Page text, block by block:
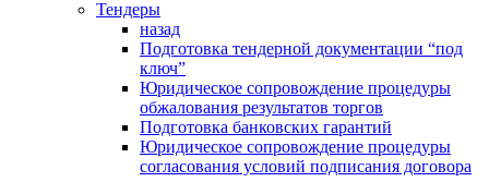
Тендеры
назад
Подготовка тендерной документации “под
ключ”
Юридическое сопровождение процедуры
обжалования результатов торгов
Подготовка банковских гарантий
Юридическое сопровождение процедуры
согласования условий подписания договора